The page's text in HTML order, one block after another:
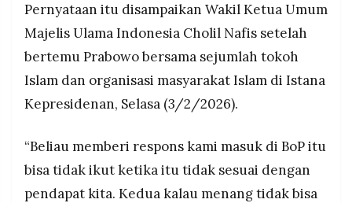
MEDIA
PRAMUDITA
©
-
2026
PT.
MEDIA
PRAMUDITA
tidak sesuai dan Indonesia tidak bisa melakukan
perubahan substantif di dalamnya.
Pernyataan itu disampaikan Wakil Ketua Umum
Majelis Ulama Indonesia Cholil Nafis setelah
bertemu Prabowo bersama sejumlah tokoh
Islam dan organisasi masyarakat Islam di Istana
Kepresidenan, Selasa (3/2/2026).
“Beliau memberi respons kami masuk di BoP itu
bisa tidak ikut ketika itu tidak sesuai dengan
pendapat kita. Kedua kalau menang tidak bisa